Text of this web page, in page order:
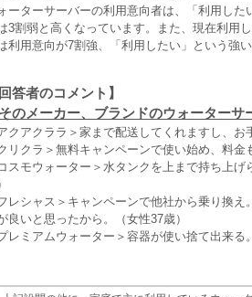
ーターサーバーの利用意向者は、「利用し
3割弱と高くなっています。また、現在利用
利用意向が7割強、「利用したい」という強
回答者のコメント】
そのメーカー、ブランドのウォーター
クアクララ＞家まで配送してくれますし、
リクラ＞無料キャンペーンで使い始め、料
スモウォーター＞水タンクを上まで持ち上
レシャス＞キャンペーンで他社から乗り換
良いと思ったから。（女性37歳）
レミアムウォーター＞容器が使い捨て出来